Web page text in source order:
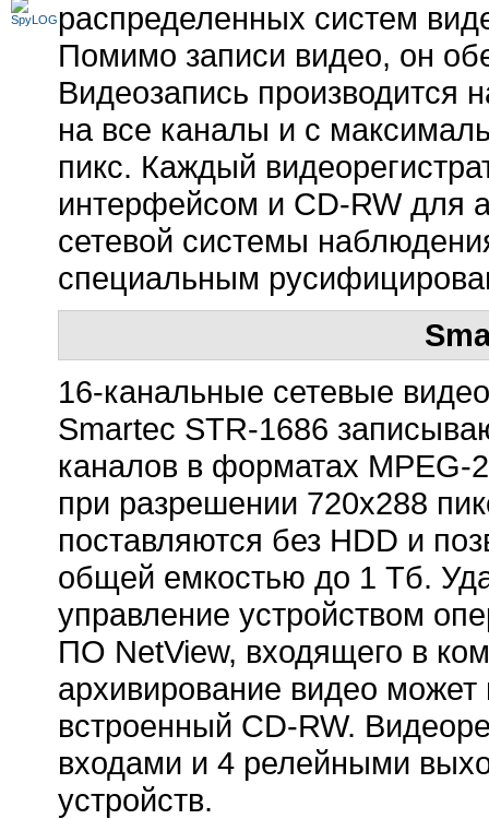
распределенных систем
Помимо записи видео, он
Видеозапись производится
на все каналы и с
пикс. Каждый
интерфейсом и CD-RW для
сетевой системы
специальным
16-канальные сетевые
Smartec STR-1686
каналов в форматах MPEG-
при разрешении 720x288
поставляются без HDD и
общей емкостью до 1 Тб.
управление устройством
ПО NetView, входящего в
архивирование видео
встроенный CD-RW.
входами и 4 релейными
устройств.